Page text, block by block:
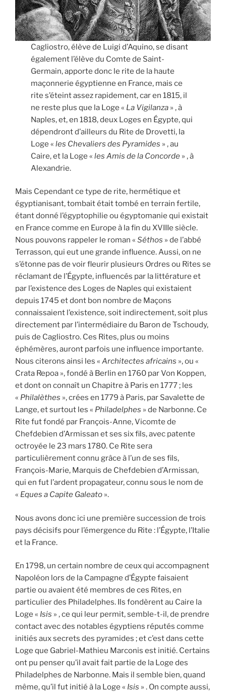
Cagliostro, élève de Luigi d’Aquino, se disant
également l’élève du Comte de Saint-
Germain, apporte donc le rite de la haute
maçonnerie égyptienne en France, mais ce
rite s’éteint assez rapidement, car en 1815, il
ne reste plus que la Loge « La Vigilanza » , à
Naples, et, en 1818, deux Loges en Égypte, qui
dépendront d’ailleurs du Rite de Drovetti, la
Loge «les Chevaliers des Pyramides » , au
Caire, et la Loge «les Amis de la Concorde » , à
Alexandrie.
Mais Cependant ce type de rite, hermétique et
égyptianisant, tombait était tombé en terrain fertile,
étant donné l’égyptophilie ou égyptomanie qui existait
en France comme en Europe à la fin du XVIIIe siècle.
Nous pouvons rappeler le roman « Séthos » de l’abbé
Terrasson, qui eut une grande influence. Aussi, on ne
s’étonne pas de voir fleurir plusieurs Ordres ou Rites se
réclamant de l’Égypte, influencés par la littérature et
par l’existence des Loges de Naples qui existaient
depuis 1745 et dont bon nombre de Maçons
connaissaient l’existence, soit indirectement, soit plus
directement par l’intermédiaire du Baron de Tschoudy,
puis de Cagliostro. Ces Rites, plus ou moins
éphémères, auront parfois une influence importante.
Nous citerons ainsi les « Architectes africains », ou «
Crata Repoa », fondé à Berlin en 1760 par Von Koppen,
et dont on connaît un Chapitre à Paris en 1777 ; les
« Philalèthes », crées en 1779 à Paris, par Savalette de
Lange, et surtout les « Philadelphes » de Narbonne. Ce
Rite fut fondé par François-Anne, Vicomte de
Chefdebien d’Armissan et ses six fils, avec patente
octroyée le 23 mars 1780. Ce Rite sera
particulièrement connu grâce à l’un de ses fils,
François-Marie, Marquis de Chefdebien d’Armissan,
qui en fut l’ardent propagateur, connu sous le nom de
« Eques a Capite Galeato ».
Nous avons donc ici une première succession de trois
pays décisifs pour l’émergence du Rite : l’Égypte, l’Italie
et la France.
En 1798, un certain nombre de ceux qui accompagnent
Napoléon lors de la Campagne d’Égypte faisaient
partie ou avaient été membres de ces Rites, en
particulier des Philadelphes. Ils fondèrent au Caire la
Loge « Isis » , ce qui leur permit, semble-t-il, de prendre
contact avec des notables égyptiens réputés comme
initiés aux secrets des pyramides ; et c’est dans cette
Loge que Gabriel-Mathieu Marconis est initié. Certains
ont pu penser qu’il avait fait partie de la Loge des
Philadelphes de Narbonne. Mais il semble bien, quand
même, qu’il fut initié à la Loge « Isis » . On compte aussi,